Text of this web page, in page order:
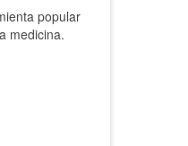
popular
medicina.